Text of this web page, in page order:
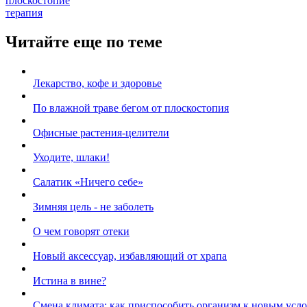
терапия
Читайте еще по теме
Лекарство, кофе и здоровье
По влажной траве бегом от плоскостопия
Офисные растения-целители
Уходите, шлаки!
Салатик «Ничего себе»
Зимняя цель - не заболеть
О чем говорят отеки
Новый аксессуар, избавляющий от храпа
Истина в вине?